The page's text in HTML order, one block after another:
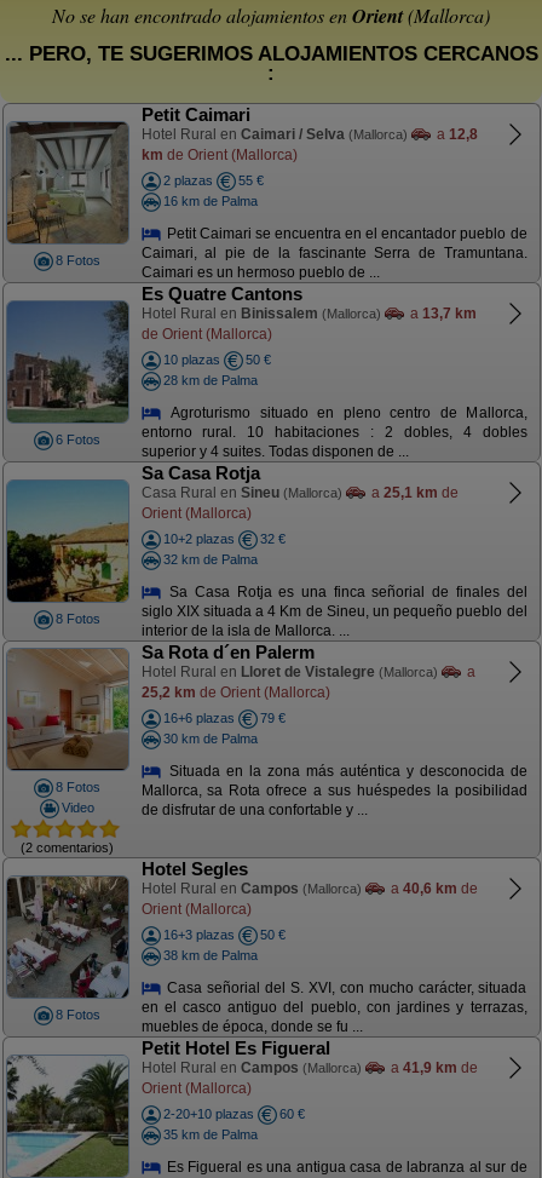
No se han encontrado alojamientos enOrient(Mallorca)
... PERO, TE SUGERIMOS ALOJAMIENTOS CERCANOS
:
8 Fotos
Petit Caimari
Hotel Rural en Caimari / Selva (Mallorca) a 12,8
km de Orient (Mallorca)
2 plazas
55 €
16 km de Palma
Petit Caimari se encuentra en el encantador pueblo de
Caimari, al pie de la fascinante Serra de Tramuntana.
Caimari es un hermoso pueblo de ...
6 Fotos
Es Quatre Cantons
Hotel Rural en Binissalem (Mallorca) a 13,7 km
de Orient (Mallorca)
10 plazas
50 €
28 km de Palma
Agroturismo situado en pleno centro de Mallorca,
entorno rural. 10 habitaciones : 2 dobles, 4 dobles
superior y 4 suites. Todas disponen de ...
8 Fotos
Sa Casa Rotja
Casa Rural en Sineu (Mallorca) a 25,1 km de
Orient (Mallorca)
10+2 plazas
32 €
32 km de Palma
Sa Casa Rotja es una finca señorial de finales del
siglo XIX situada a 4 Km de Sineu, un pequeño pueblo del
interior de la isla de Mallorca. ...
8 Fotos
Video
(2 comentarios)
Sa Rota d´en Palerm
Hotel Rural en Lloret de Vistalegre (Mallorca)
a
25,2 km de Orient (Mallorca)
16+6 plazas
79 €
30 km de Palma
Situada en la zona más auténtica y desconocida de
Mallorca, sa Rota ofrece a sus huéspedes la posibilidad
de disfrutar de una confortable y ...
8 Fotos
Hotel Segles
Hotel Rural en Campos (Mallorca) a 40,6 km de
Orient (Mallorca)
16+3 plazas
50 €
38 km de Palma
Casa señorial del S. XVI, con mucho carácter, situada
en el casco antiguo del pueblo, con jardines y terrazas,
muebles de época, donde se fu ...
Petit Hotel Es Figueral
Hotel Rural en Campos (Mallorca) a 41,9 km de
Orient (Mallorca)
2-20+10 plazas
60 €
35 km de Palma
Es Figueral es una antigua casa de labranza al sur de